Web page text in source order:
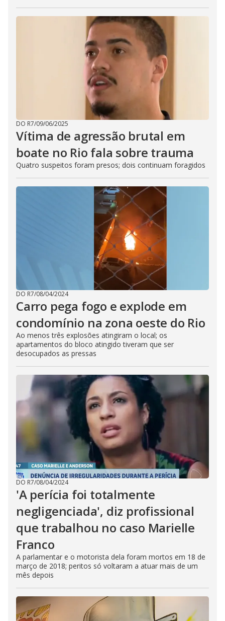
DO R7/09/06/2025
Vítima de agressão brutal em
boate no Rio fala sobre trauma
Quatro suspeitos foram presos; dois continuam foragidos
DO R7/08/04/2024
Carro pega fogo e explode em
condomínio na zona oeste do Rio
Ao menos três explosões atingiram o local; os
apartamentos do bloco atingido tiveram que ser
desocupados as pressas
DO R7/08/04/2024
'A perícia foi totalmente
negligenciada', diz profissional
que trabalhou no caso Marielle
Franco
A parlamentar e o motorista dela foram mortos em 18 de
março de 2018; peritos só voltaram a atuar mais de um
mês depois